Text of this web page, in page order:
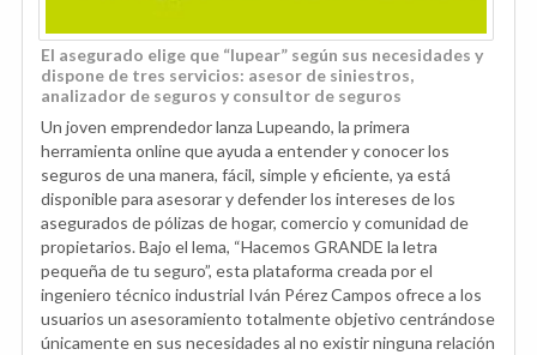
El asegurado elige que “lupear” según sus necesidades y
dispone de tres servicios: asesor de siniestros,
analizador de seguros y consultor de seguros
Un joven emprendedor lanza Lupeando, la primera
herramienta online que ayuda a entender y conocer los
seguros de una manera, fácil, simple y eficiente, ya está
disponible para asesorar y defender los intereses de los
asegurados de pólizas de hogar, comercio y comunidad de
propietarios. Bajo el lema, “Hacemos GRANDE la letra
pequeña de tu seguro”, esta plataforma creada por el
ingeniero técnico industrial Iván Pérez Campos ofrece a los
usuarios un asesoramiento totalmente objetivo centrándose
únicamente en sus necesidades al no existir ninguna relación